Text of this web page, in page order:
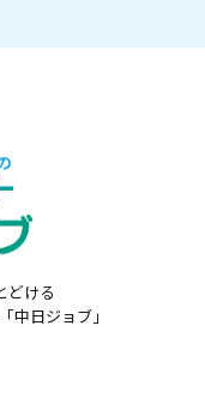
どける
中日ジョブ」